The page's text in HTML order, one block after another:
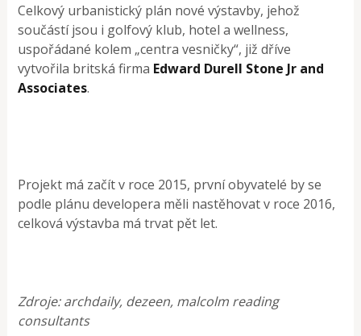
Celkový urbanistický plán nové výstavby, jehož
součástí jsou i golfový klub, hotel a wellness,
uspořádané kolem „centra vesničky“, již dříve
vytvořila britská firma Edward Durell Stone Jr and
Associates.
Projekt má začít v roce 2015, první obyvatelé by se
podle plánu developera měli nastěhovat v roce 2016,
celková výstavba má trvat pět let.
Zdroje: archdaily, dezeen, malcolm reading
consultants